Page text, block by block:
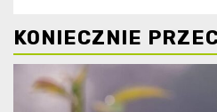
KONIECZNIE